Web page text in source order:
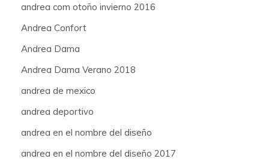
andrea com otoño invierno 2016
Andrea Confort
Andrea Dama
Andrea Dama Verano 2018
andrea de mexico
andrea deportivo
andrea en el nombre del diseño
andrea en el nombre del diseño 2017